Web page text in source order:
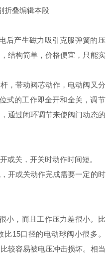
叠编辑本段
产生磁力吸引克服弹簧的压
结构简单，价格便宜，只能实
带动阀芯动作，电动阀又分
式的工作即全开和全关，调节
通过闭环调节来使阀门动态的
关，开关时动作时间短。
或关动作完成需要一定的时
，而且工作压力差很小。比
15口径的电动球阀小很多。
较容易被电压冲击损坏。相当